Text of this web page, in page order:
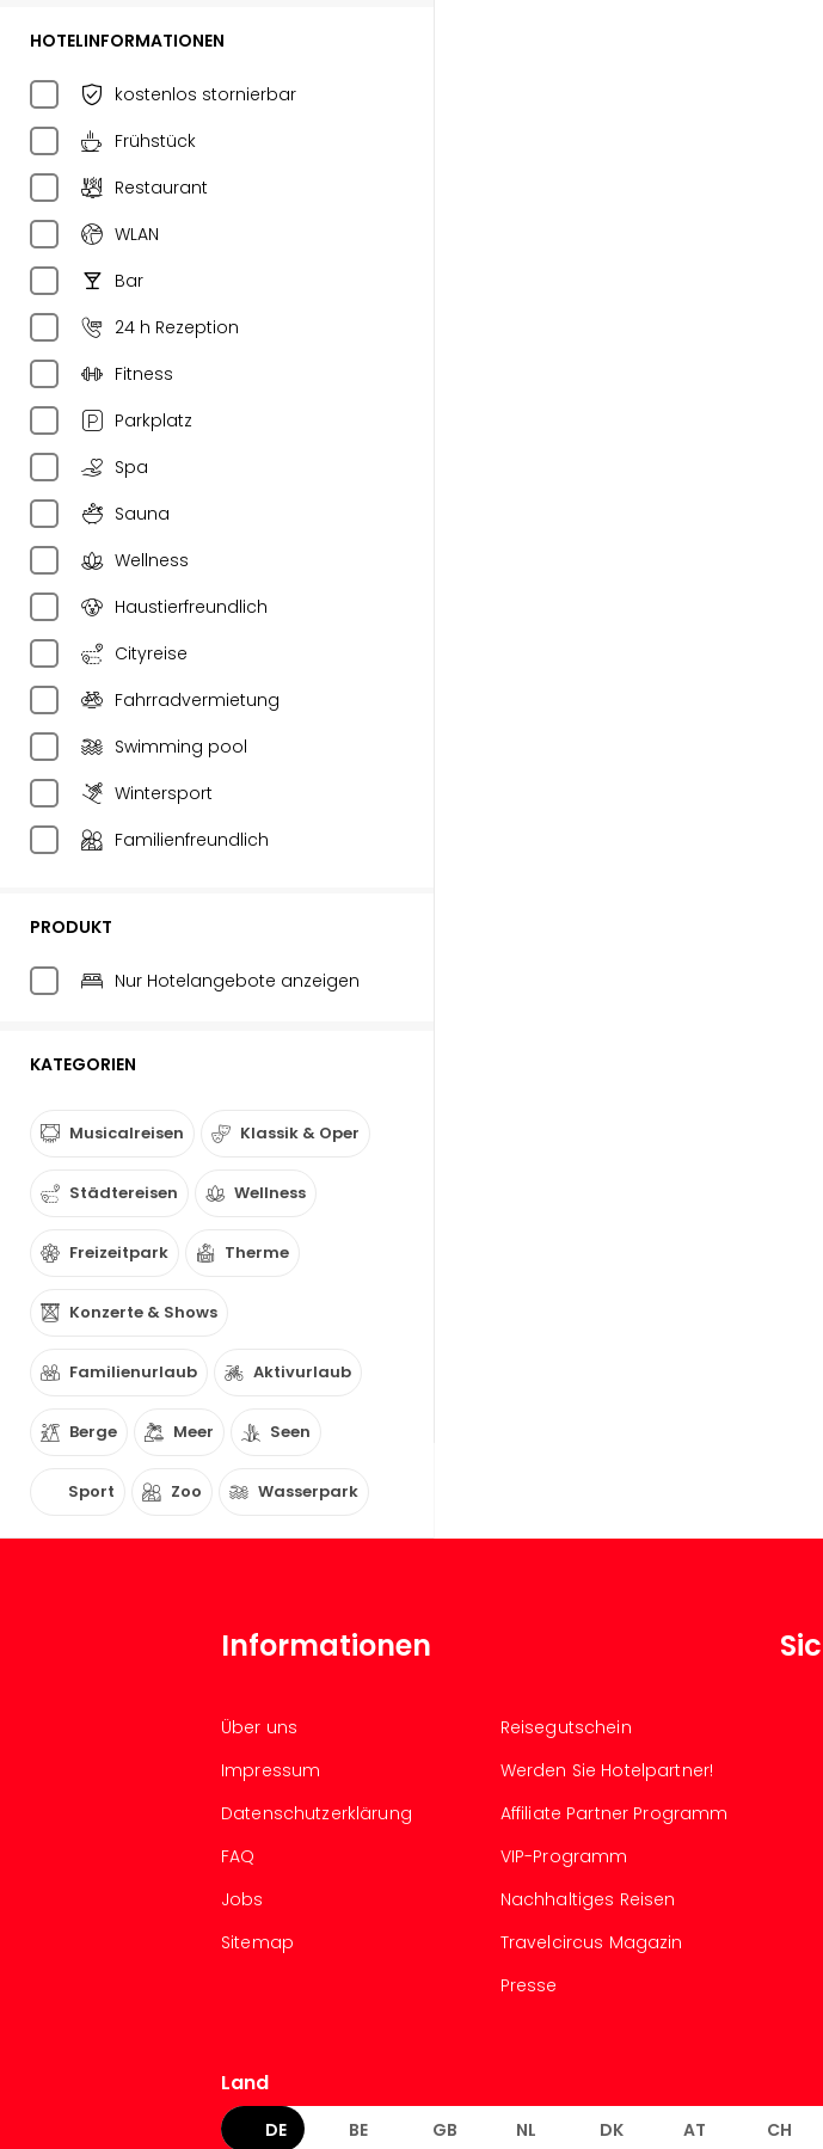
HOTELINFORMATIONEN
kostenlos stornierbar
Frühstück
Restaurant
WLAN
Bar
24 h Rezeption
Fitness
Parkplatz
Spa
Sauna
Wellness
Haustierfreundlich
Cityreise
Fahrradvermietung
Swimming pool
Wintersport
Familienfreundlich
PRODUKT
Nur Hotelangebote anzeigen
KATEGORIEN
Musicalreisen Klassik & Oper
Städtereisen Wellness
Freizeitpark Therme
Konzerte & Shows
Familienurlaub Aktivurlaub
Berge Meer Seen
Sport Zoo Wasserpark
Informationen
Über uns
Impressum
Datenschutzerklärung
FAQ
Jobs
Sitemap
Reisegutschein
Werden Sie Hotelpartner!
Affiliate Partner Programm
VIP-Programm
Nachhaltiges Reisen
Travelcircus Magazin
Presse
Land
DE BE GB NL DK AT CH